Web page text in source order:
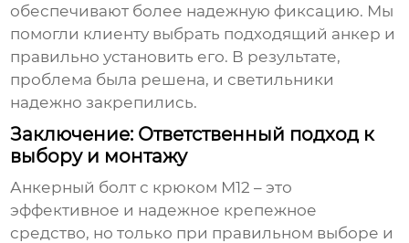
обеспечивают более надежную фиксацию. Мы
помогли клиенту выбрать подходящий анкер и
правильно установить его. В результате,
проблема была решена, и светильники
надежно закрепились.
Заключение: Ответственный подход к
выбору и монтажу
Анкерный болт с крюком М12 – это
эффективное и надежное крепежное
средство, но только при правильном выборе и